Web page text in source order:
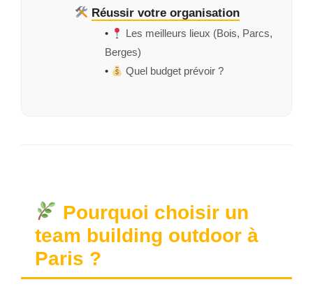
Réussir votre organisation
•
Les meilleurs lieux (Bois, Parcs,
Berges)
•
Quel budget prévoir ?
Pourquoi choisir un
team building outdoor à
Paris ?